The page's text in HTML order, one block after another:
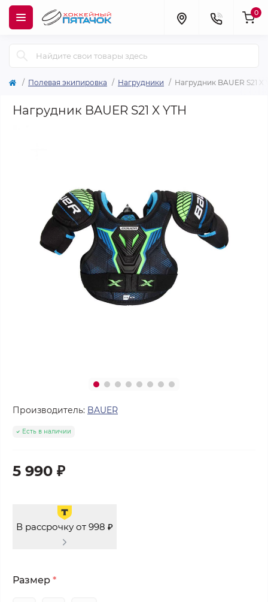
0
Полевая экипировка Нагрудники Нагрудник BAUER S21 X
Нагрудник BAUER S21 X YTH
Производитель: BAUER
Есть в наличии
5 990 ₽
В рассрочку от 998 ₽
Размер *